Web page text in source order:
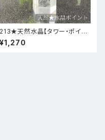
213★天然水晶【タワー・ポイン
ト・原石】天然石インテリア置物
風水新品
¥1,270